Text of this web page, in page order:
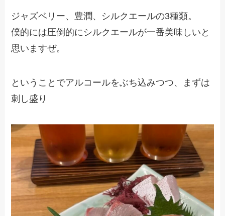
ジャズベリー、豊潤、シルクエールの3種類。
僕的には圧倒的にシルクエールが一番美味しいと
思いますぜ。
ということでアルコールをぶち込みつつ、まずは
刺し盛り